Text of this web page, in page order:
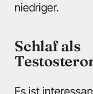
niedriger.
Schlaf als
Es ist